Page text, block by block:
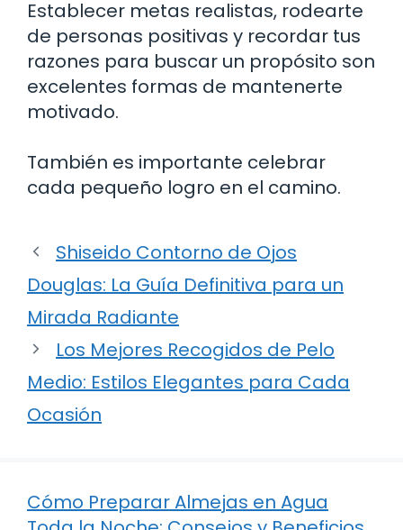
Establecer metas realistas, rodearte
de personas positivas y recordar tus
razones para buscar un propósito son
excelentes formas de mantenerte
motivado.
También es importante celebrar
cada pequeño logro en el camino.
Shiseido Contorno de Ojos
Douglas: La Guía Definitiva para un
Mirada Radiante
Los Mejores Recogidos de Pelo
Medio: Estilos Elegantes para Cada
Ocasión
Cómo Preparar Almejas en Agua